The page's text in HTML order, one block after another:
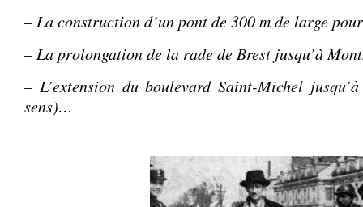
– La construction d’un pont de 300 m de large
– La prolongation de la rade de Brest jusqu’à
– L’extension du boulevard Saint-Michel
sens)…